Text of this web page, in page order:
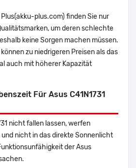
Plus(akku-plus.com) finden Sie nur
um deren schlechte
keine Sorgen machen müssen.
zu niedrigeren Preisen als das
auch mit höherer Kapazität
Für Asus C41N1731
nicht fallen lassen, werfen
nicht in das direkte Sonnenlicht
der Asus